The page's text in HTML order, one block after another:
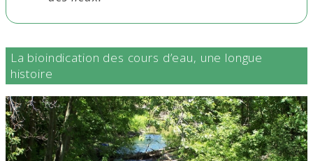
La bioindication des cours d’eau, une longue
histoire